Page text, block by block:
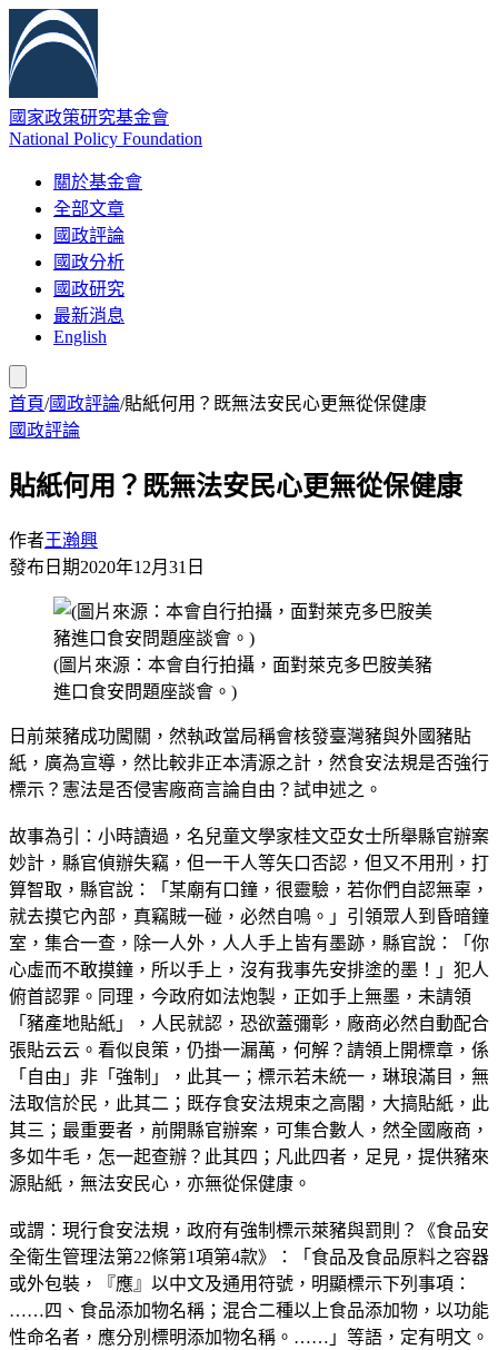
國家政策研究基金會
National Policy Foundation
關於基金會
全部文章
國政評論
國政分析
國政研究
最新消息
English
首頁/國政評論/貼紙何用？既無法安民心更無從保健康
國政評論
貼紙何用？既無法安民心更無從保健康
作者王瀚興
發布日期2020年12月31日
(圖片來源：本會自行拍攝，面對萊克多巴胺美豬
進口食安問題座談會。)
日前萊豬成功闖關，然執政當局稱會核發臺灣豬與外國豬貼
紙，廣為宣導，然比較非正本清源之計，然食安法規是否強行
標示？憲法是否侵害廠商言論自由？試申述之。
故事為引：小時讀過，名兒童文學家桂文亞女士所舉縣官辦案
妙計，縣官偵辦失竊，但一干人等矢口否認，但又不用刑，打
算智取，縣官說：「某廟有口鐘，很靈驗，若你們自認無辜，
就去摸它內部，真竊賊一碰，必然自鳴。」引領眾人到昏暗鐘
室，集合一查，除一人外，人人手上皆有墨跡，縣官說：「你
心虛而不敢摸鐘，所以手上，沒有我事先安排塗的墨！」犯人
俯首認罪。同理，今政府如法炮製，正如手上無墨，未請領
「豬產地貼紙」，人民就認，恐欲蓋彌彰，廠商必然自動配合
張貼云云。看似良策，仍掛一漏萬，何解？請領上開標章，係
「自由」非「強制」，此其一；標示若未統一，琳琅滿目，無
法取信於民，此其二；既存食安法規束之高閣，大搞貼紙，此
其三；最重要者，前開縣官辦案，可集合數人，然全國廠商，
多如牛毛，怎一起查辦？此其四；凡此四者，足見，提供豬來
源貼紙，無法安民心，亦無從保健康。
或謂：現行食安法規，政府有強制標示萊豬與罰則？《食品安
全衛生管理法第22條第1項第4款》：「食品及食品原料之容器
或外包裝，『應』以中文及通用符號，明顯標示下列事項：
……四、食品添加物名稱；混合二種以上食品添加物，以功能
性命名者，應分別標明添加物名稱。……」等語，定有明文。